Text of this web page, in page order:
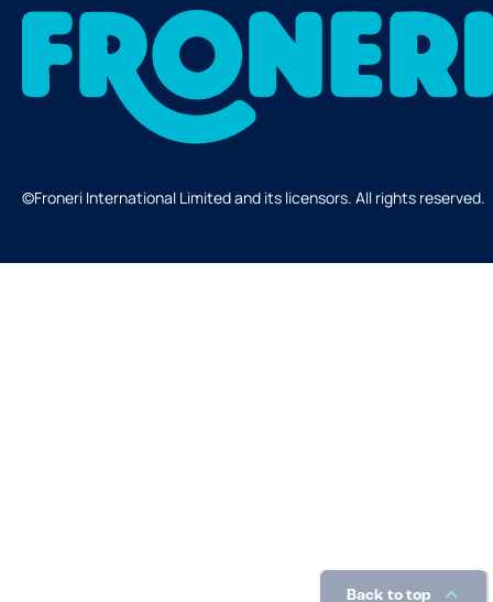
©Froneri International Limited and its licensors. All rights reserved.
Back to top